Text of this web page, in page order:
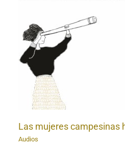
Las mujeres campesinas
Audios